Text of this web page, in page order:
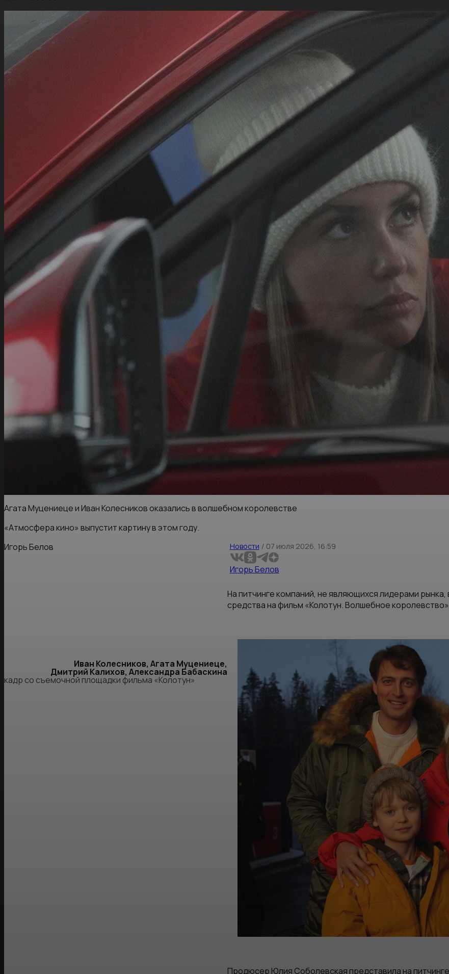
Агата Муцениеце и Иван Колесников оказались в волшебном королевстве
«Атмосфера кино» выпустит картину в этом году.
Игорь Белов
Новости / 07 июля 2026, 16:59
Игорь Белов
На питчинге компаний, не являющихся лидерами
средства на фильм «Колотун. Волшебное
Иван Колесников, Агата Муцениеце,
Дмитрий Калихов, Александра Бабаскина
кадр со съемочной площадки фильма «Колотун»
Продюсер Юлия Соболевская представила на